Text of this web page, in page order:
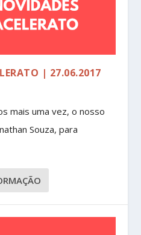
| 27.06.2017
mais uma vez, o nosso
Souza, para